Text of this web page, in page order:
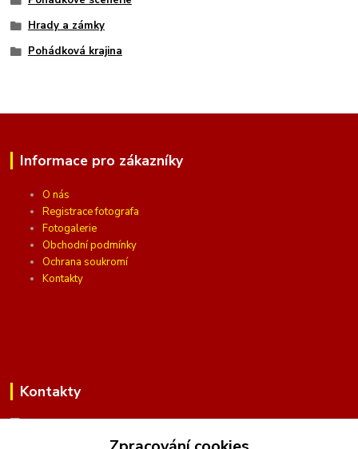
Hrady a zámky
Pohádková krajina
Informace pro zákazníky
O nás
Registrace fotografa
Fotogalerie
Obchodní podmínky
Ochrana soukromí
Kontakty
Kontakty
(Po-Pá, 10 - 16 hod.)